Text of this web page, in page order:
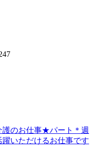
護のお仕事★パート＊週
いただけるお仕事です